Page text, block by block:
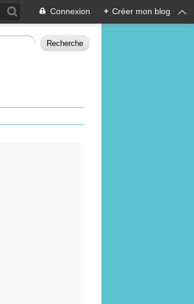
Connexion + Créer mon blog